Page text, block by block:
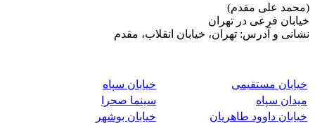
(محمد علی مقدم)
خیابان فرعی در تهران
نشانی و آدرس: تهران، خیابان انقلاب، مقدم
خیابان مستقیمی
خیابان سپاه
میدان سپاه
سینما صحرا
خیابان داوود طاهریان
خیابان بوشهر